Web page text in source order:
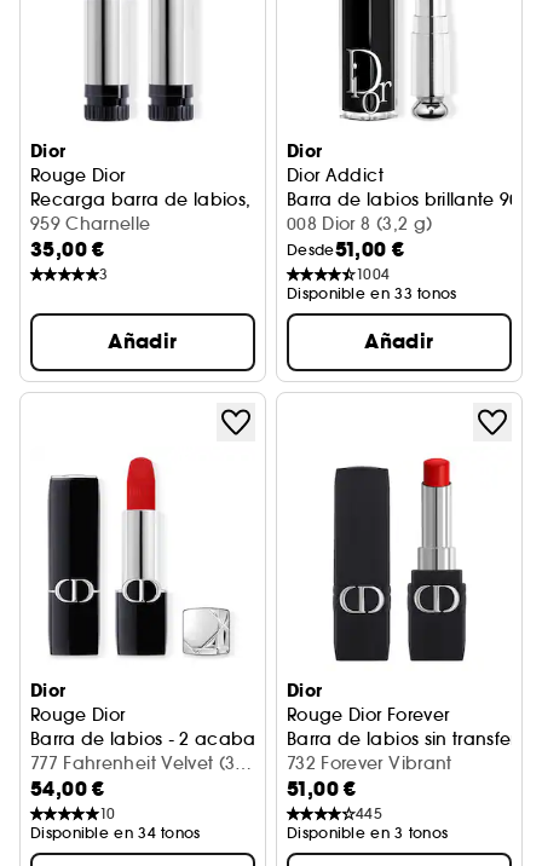
Dior
Rouge Dior
Recarga barra de labios, satinado, mate, metalizado y
959 Charnelle
35,00 €
3
Añadir
Dior
Dior Addict
Barra de labios brillante 90
008 Dior 8 (3,2 g)
Desde51,00 €
1004
Disponible en 33 tonos
Añadir
Dior
Rouge Dior
Barra de labios - 2 acabados: aterciopelado y satinado
777 Fahrenheit Velvet (3,5
g)
54,00 €
10
Disponible en 34 tonos
Dior
Rouge Dior Forever
Barra de labios sin transfer -
732 Forever Vibrant
51,00 €
445
Disponible en 3 tonos